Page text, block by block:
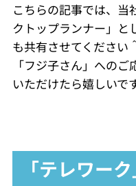
こちらの記事では、当
クトップランナー」と
も共有させてください
「フジ子さん」への
いただけたら嬉しいで
「テレワー